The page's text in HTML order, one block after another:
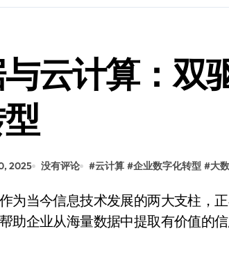
必学：Windows运行库高效搭建指南
云计算：双
2025 没有评论 #云计算 #企业数字化转型 #大
助企业从海量数据中提取有价值的